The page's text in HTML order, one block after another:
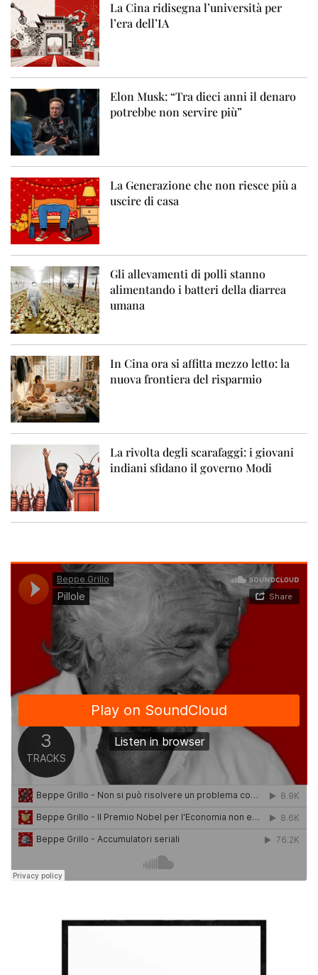
La Cina ridisegna l’università per
l’era dell’IA
Elon Musk: “Tra dieci anni il denaro
potrebbe non servire più”
La Generazione che non riesce più a
uscire di casa
Gli allevamenti di polli stanno
alimentando i batteri della diarrea
umana
In Cina ora si affitta mezzo letto: la
nuova frontiera del risparmio
La rivolta degli scarafaggi: i giovani
indiani sfidano il governo Modi